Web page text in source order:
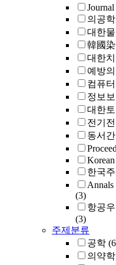
의공학
대한
韓國
대한
예방
컴퓨
정보
대한
전기
동서
한국
Annals
(3)
항공
(3)
주제분류
공학
의약학